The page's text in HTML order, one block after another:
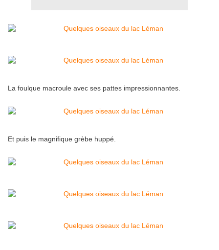
La foulque macroule avec ses pattes impressionnantes.
Et puis le magnifique grèbe huppé.